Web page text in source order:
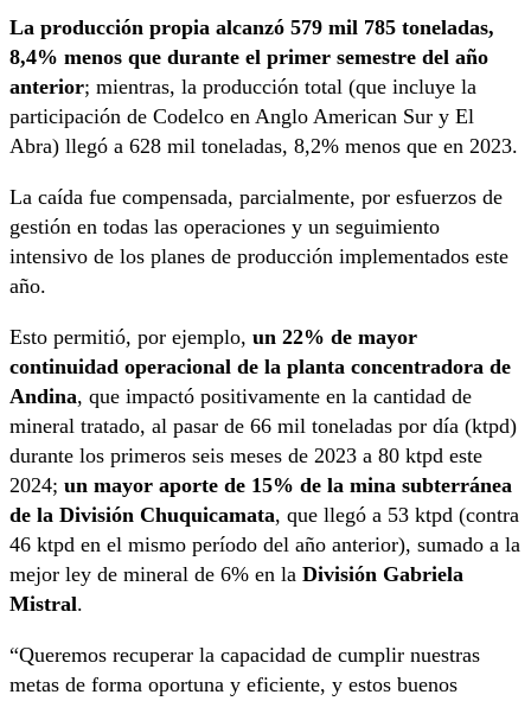
La producción propia alcanzó 579 mil 785 toneladas,
8,4% menos que durante el primer semestre del año
anterior; mientras, la producción total (que incluye la
participación de Codelco en Anglo American Sur y El
Abra) llegó a 628 mil toneladas, 8,2% menos que en 2023.
La caída fue compensada, parcialmente, por esfuerzos de
gestión en todas las operaciones y un seguimiento
intensivo de los planes de producción implementados este
año.
Esto permitió, por ejemplo, un 22% de mayor
continuidad operacional de la planta concentradora de
Andina, que impactó positivamente en la cantidad de
mineral tratado, al pasar de 66 mil toneladas por día (ktpd)
durante los primeros seis meses de 2023 a 80 ktpd este
2024; un mayor aporte de 15% de la mina subterránea
de la División Chuquicamata, que llegó a 53 ktpd (contra
46 ktpd en el mismo período del año anterior), sumado a la
mejor ley de mineral de 6% en la División Gabriela
Mistral.
“Queremos recuperar la capacidad de cumplir nuestras
metas de forma oportuna y eficiente, y estos buenos